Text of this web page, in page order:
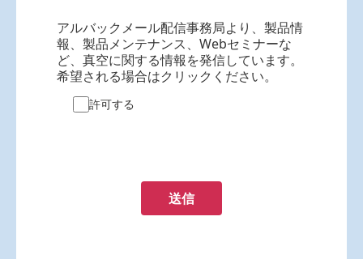
アルバックメール配信事務局より、製品情
報、製品メンテナンス、Webセミナーな
ど、真空に関する情報を発信しています。
希望される場合はクリックください。
許可する
送信